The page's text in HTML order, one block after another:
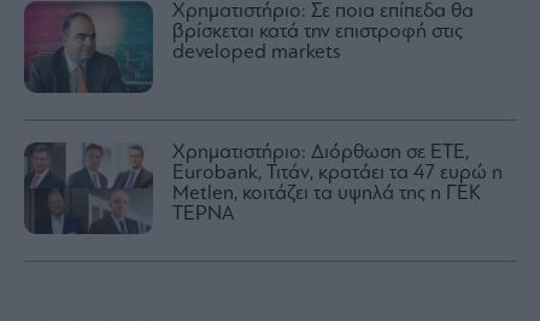
Χρηματιστήριο: Σε ποια επίπεδα θα
βρίσκεται κατά την επιστροφή στις
developed markets
Χρηματιστήριο: Διόρθωση σε ΕΤΕ,
Eurobank, Τιτάν, κρατάει τα 47 ευρώ η
Metlen, κοιτάζει τα υψηλά της η ΓΕΚ
ΤΕΡΝΑ